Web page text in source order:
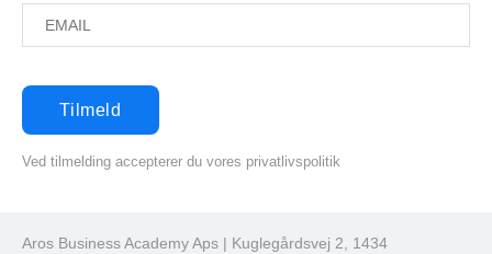
Ved tilmelding accepterer du vores privatlivspolitik
Aros Business Academy Aps | Kuglegårdsvej 2, 1434